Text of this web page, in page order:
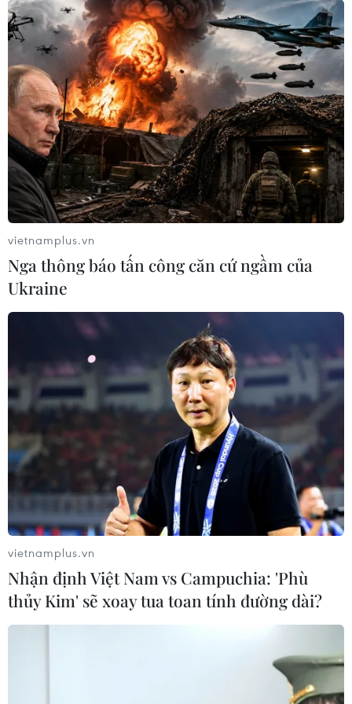
vietnamplus.vn
Nga thông báo tấn công căn cứ ngầm của
Ukraine
vietnamplus.vn
Nhận định Việt Nam vs Campuchia: 'Phù
thủy Kim' sẽ xoay tua toan tính đường dài?